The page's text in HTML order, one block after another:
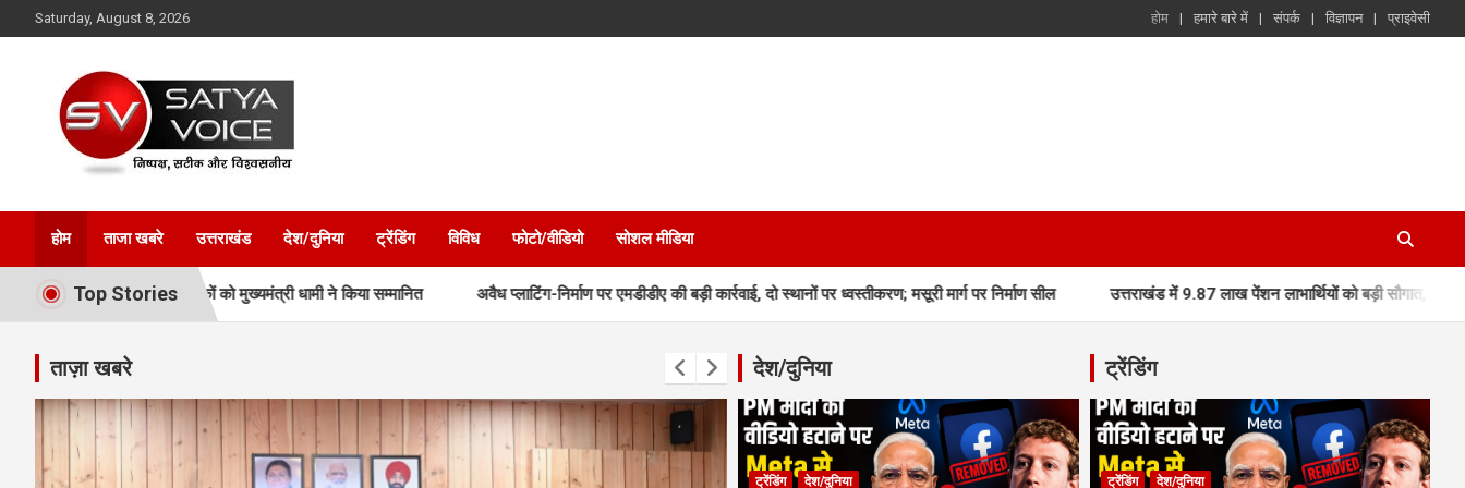
to
Saturday, August 8, 2026 होम हमारे बारे में संपर्क विज्ञापन प्राइवेसी
Satya Voice
होम ताजा खबरे उत्तराखंड देश/दुनिया ट्रेंडिंग विविध फोटो/वीडियो सोशल मीडिया
Top Stories
प्रशिक्षकों को मुख्यमंत्री धामी ने किया सम्मानित अवैध प्लाटिंग-निर्माण पर एमडीडीए की बड़ी कार्रवाई, दो स्थानों पर ध्वस्तीकरण; मसूरी मार्ग पर निर्माण सील उत्तराखंड में 9.87 लाख पेंशन लाभार्थियों को बड़ी सौगात, मुख्यमंत्री धामी ने
ताज़ा खबरे देश/दुनिया
ट्रेंडिंग देश/दुनिया
ट्रेंडिंग
ट्रेंडिंग देश/दुनिया